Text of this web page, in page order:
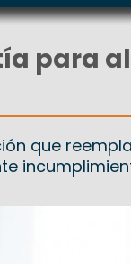
para
que